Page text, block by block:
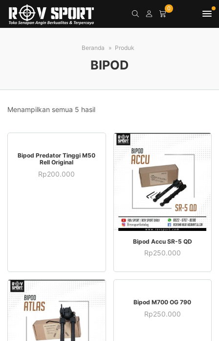
0
Beranda Produk
BIPOD
Menampilkan semua 5 hasil
BELI SEKARANG
Bipod Predator Tinggi M50
Rell Original
Rp200.000
BELI SEKARANG
Bipod Accu SR-5 QD
Rp250.000
BELI SEKARANG
Bipod M700 OG 790
Rp250.000